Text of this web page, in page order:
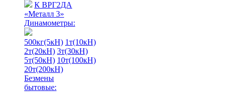
К ВРГ2ДА
«Металл 3»
Динамометры:
500кг(5кН) 1т(10кН)
2т(20кН) 3т(30кН)
5т(50кН) 10т(100кН)
20т(200кН)
Безмены
бытовые: